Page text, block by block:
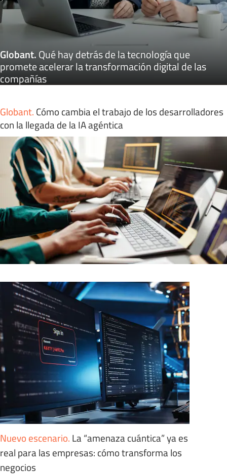
Globant.Qué hay detrás de la tecnología que
promete acelerar la transformación digital de las
compañías
Globant. Cómo cambia el trabajo de los desarrolladores
con la llegada de la IA agéntica
Nuevo escenario. La “amenaza cuántica” ya es
real para las empresas: cómo transforma los
negocios